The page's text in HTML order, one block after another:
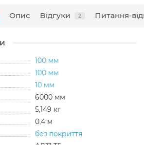
Опис Відгуки 2 Питання-
100 мм
100 мм
10 мм
6000 мм
5,149 кг
0,4 м
без покриття